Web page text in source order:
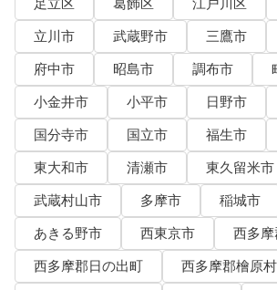
足立区
葛飾区 江戸川区
立川市
武蔵野市 三鷹市
府中市
昭島市 調布市
小金井市
小平市 日野市
国分寺市
国立市 福生市
東大和市
清瀬市
東久留米市
武蔵村山市
多摩市 稲城市
あきる野市
西東京市
西多
西多摩郡日の出町
西多摩郡檜原村